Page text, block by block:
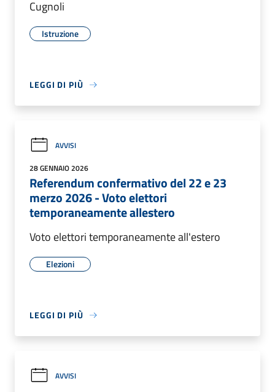
Cugnoli
Istruzione
LEGGI DI PIÙ
AVVISI
28 GENNAIO 2026
Referendum confermativo del 22 e 23
merzo 2026 - Voto elettori
temporaneamente allestero
Voto elettori temporaneamente all'estero
Elezioni
LEGGI DI PIÙ
AVVISI